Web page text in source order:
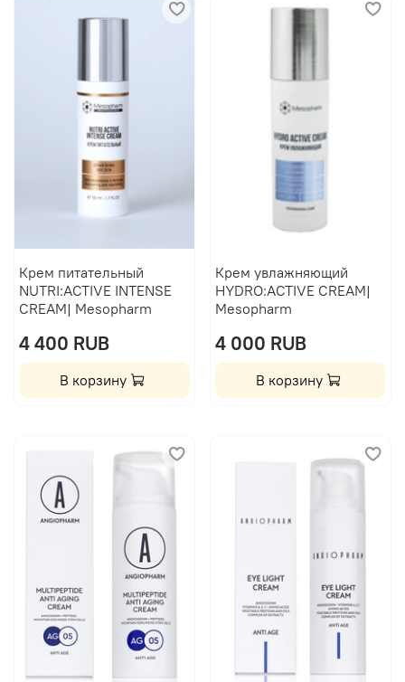
Крем питательный
NUTRI:ACTIVE INTENSE
CREAM| Mesopharm
4 400 RUB
В корзину
Крем увлажняющий
HYDRO:ACTIVE CREAM|
Mesopharm
4 000 RUB
В корзину